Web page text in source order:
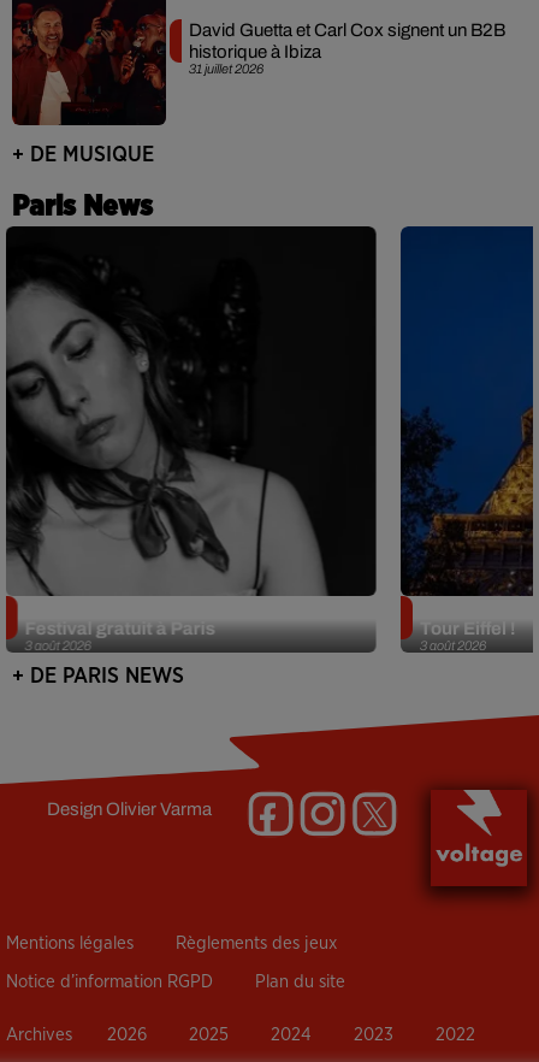
31 juillet 2026
David Guetta et Carl Cox signent un B2B
historique à Ibiza
+ DE MUSIQUE
Paris News
3 août 2026
Festival gratuit à Paris
3 août 2026
Tour Eiffel !
+ DE PARIS NEWS
DesignOlivier Varma
Mentions légales Règlements des jeux
Notice d’information RGPD Plan du site
Archives 2026 2025 2024 2023 2022